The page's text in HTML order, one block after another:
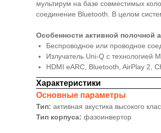
мультирум на базе совместимых
соединение Bluetooth. В целом
Особенности активной полочной
Беспроводное или проводное
Излучатель Uni-Q с технологией
HDMI eARC, Bluetooth, AirPlay 2,
Характеристики
Основные параметры
Тип: активная акустика высокого
Тип корпуса: фазоинвертор